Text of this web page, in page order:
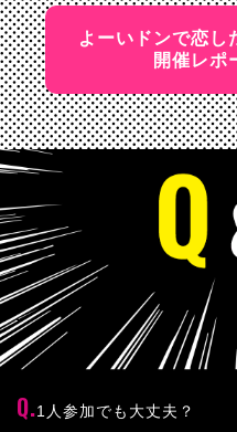
よーいドンで恋
開催レポ
1人参加でも大丈夫？